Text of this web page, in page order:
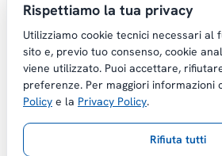
Guida Applicazione Tempi
Copyright © Tempario.it |
Planus Group Srl - P.I.
Gestito da Giancarmelo
Rispettiamo la tua privacy
Utilizziamo cookie tecnici necessari al
sito e, previo tuo consenso, cookie
viene utilizzato. Puoi accettare,
preferenze. Per maggiori informazioni
Policy e la Privacy Policy.
Rifiuta tutti